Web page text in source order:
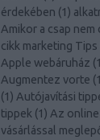
érdekében (1)
Amikor a csap nem
cikk marketing
Apple webáruház (1
Augmentez vorte (1
(1) Autójavítási
tippek (1) Az online
vásárlással